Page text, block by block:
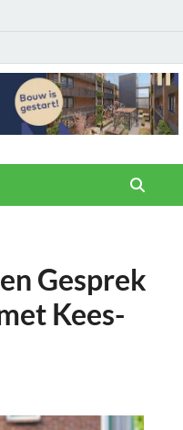
Gesprek
Kees-